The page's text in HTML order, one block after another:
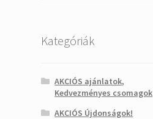
Kategóriák
AKCIÓS ajánlatok,
Kedvezményes csomagok
AKCIÓS Újdonságok!